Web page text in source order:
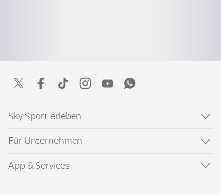
Sky Sport erleben
Für Unternehmen
App & Services